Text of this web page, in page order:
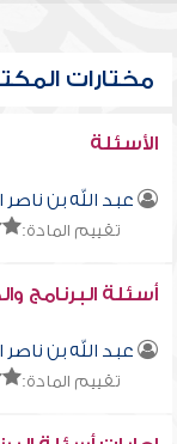
مختارات
الأسئلة
عبد الله بن
تقييم المادة:
أسئلة البرنامج
عبد الله بن
تقييم المادة: